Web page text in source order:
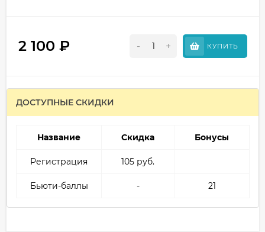
2 100 ₽ - + КУПИТЬ
ДОСТУПНЫЕ СКИДКИ
Название Скидка Бонусы
Регистрация 105 руб.
Бьюти-баллы - 21